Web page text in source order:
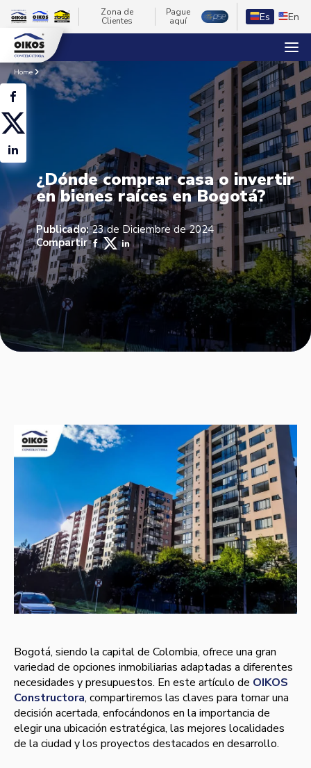
Zona de
Clientes
Pague
aquí
Es En
Home
¿Dónde comprar casa o invertir
en bienes raíces en Bogotá?
Publicado:23 de Diciembre de 2024
Compartir
Bogotá, siendo la capital de Colombia, ofrece una gran
variedad de opciones inmobiliarias adaptadas a diferentes
necesidades y presupuestos. En este artículo de OIKOS
Constructora, compartiremos las claves para tomar una
decisión acertada, enfocándonos en la importancia de
elegir una ubicación estratégica, las mejores localidades
de la ciudad y los proyectos destacados en desarrollo.